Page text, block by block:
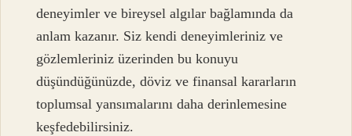
deneyimler ve bireysel algılar bağlamında da
anlam kazanır. Siz kendi deneyimleriniz ve
gözlemleriniz üzerinden bu konuyu
düşündüğünüzde, döviz ve finansal kararların
toplumsal yansımalarını daha derinlemesine
keşfedebilirsiniz.